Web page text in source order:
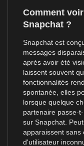
Comment
Snapchat ?
Snapchat est
messages
après avoir été
laissent souvent
fonctionnalités
spontanée, elles
lorsque quelque
partenaire passe-
sur Snapchat.
apparaissent sans
d'utilisateur